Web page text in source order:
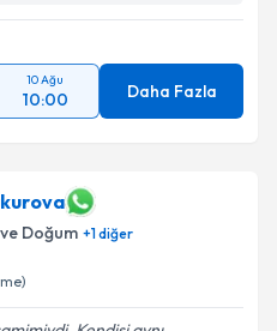
10 Ağu
10:00 Daha Fazla
ve Doğum +1diğer